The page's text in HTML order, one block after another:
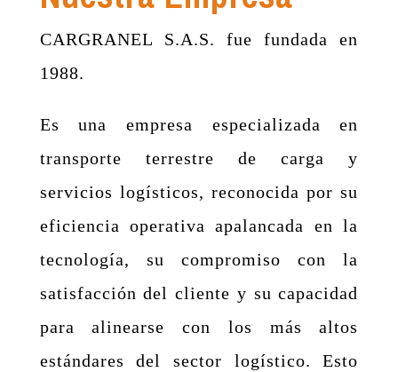
CARGRANEL S.A.S. fue fundada en
1988.
Es una empresa especializada en
transporte terrestre de carga y
servicios logísticos, reconocida por su
eficiencia operativa apalancada en la
tecnología, su compromiso con la
satisfacción del cliente y su capacidad
para alinearse con los más altos
estándares del sector logístico. Esto